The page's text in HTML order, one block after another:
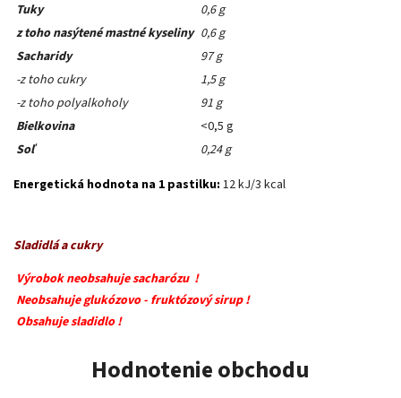
Tuky
0,6 g
z toho nasýtené mastné kyseliny 0,6 g
Sacharidy
97 g
-z toho cukry
1,5 g
-z toho polyalkoholy
91 g
Bielkovina
<0,5 g
Soľ
0,24 g
Energetická hodnota na 1 pastilku: 12 kJ/3 kcal
Sladidlá a cukry
Výrobok neobsahuje sacharózu !
Neobsahuje glukózovo - fruktózový sirup !
Obsahuje sladidlo !
Hodnotenie obchodu